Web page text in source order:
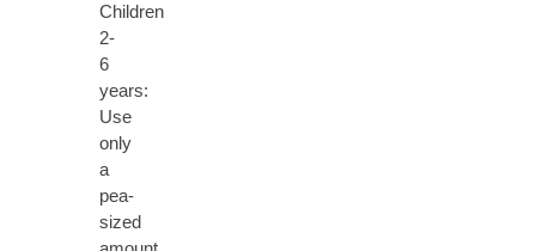
Children
2-
6
years:
Use
only
a
pea-
sized